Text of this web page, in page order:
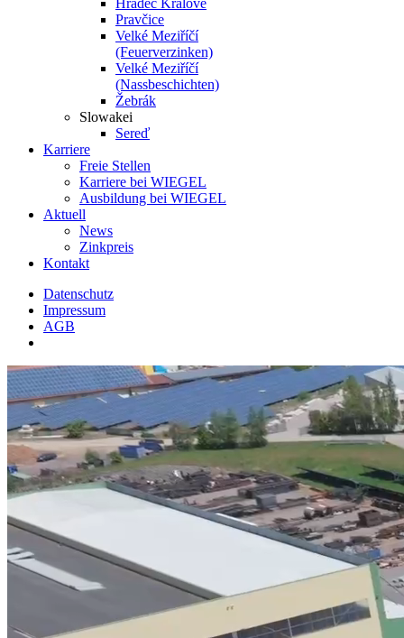
Pravčice
Velké Meziříčí
(Feuerverzinken)
Velké Meziříčí
(Nassbeschichten)
Žebrák
Slowakei
Sereď
Karriere
Freie Stellen
Karriere bei WIEGEL
Ausbildung bei WIEGEL
Aktuell
News
Zinkpreis
Kontakt
Datenschutz
Impressum
AGB